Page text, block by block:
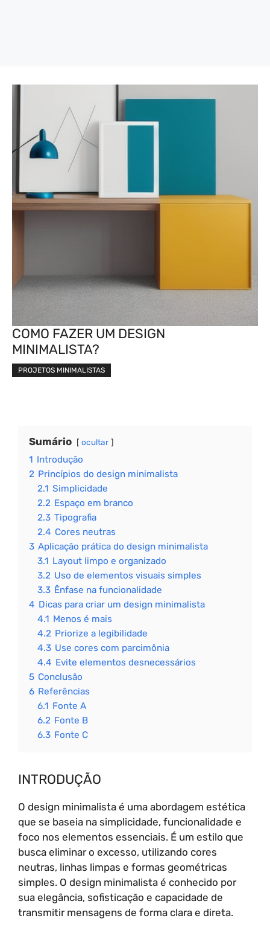
COMO FAZER UM DESIGN
MINIMALISTA?
PROJETOS MINIMALISTAS
Sumário ocultar
1 Introdução
2 Princípios do design minimalista
2.1 Simplicidade
2.2 Espaço em branco
2.3 Tipografia
2.4 Cores neutras
3 Aplicação prática do design minimalista
3.1 Layout limpo e organizado
3.2 Uso de elementos visuais simples
3.3 Ênfase na funcionalidade
4 Dicas para criar um design minimalista
4.1 Menos é mais
4.2 Priorize a legibilidade
4.3 Use cores com parcimônia
4.4 Evite elementos desnecessários
5 Conclusão
6 Referências
6.1 Fonte A
6.2 Fonte B
6.3 Fonte C
INTRODUÇÃO
O design minimalista é uma abordagem estética
que se baseia na simplicidade, funcionalidade e
foco nos elementos essenciais. É um estilo que
busca eliminar o excesso, utilizando cores
neutras, linhas limpas e formas geométricas
simples. O design minimalista é conhecido por
sua elegância, sofisticação e capacidade de
transmitir mensagens de forma clara e direta.